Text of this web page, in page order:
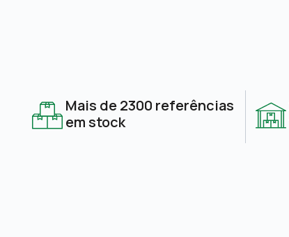
Mais de 2300 referências
em stock